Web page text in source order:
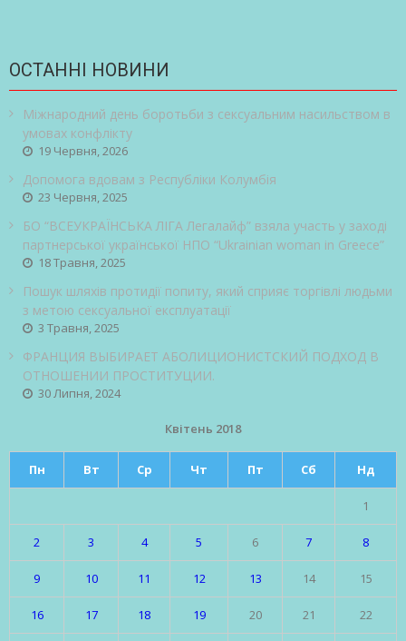
ОСТАННІ НОВИНИ
Міжнародний день боротьби з сексуальним насильством в
умовах конфлікту
19 Червня, 2026
Допомога вдовам з Республіки Колумбія
23 Червня, 2025
БО “ВСЕУКРАЇНСЬКА ЛІГА Легалайф” взяла участь у заході
партнерської української НПО “Ukrainian woman in Greece”
18 Травня, 2025
Пошук шляхів протидії попиту, який сприяє торгівлі людьми
з метою сексуальної експлуатації
3 Травня, 2025
ФРАНЦИЯ ВЫБИРАЕТ АБОЛИЦИОНИСТСКИЙ ПОДХОД В
ОТНОШЕНИИ ПРОСТИТУЦИИ.
30 Липня, 2024
Квітень 2018
Пн Вт Ср Чт Пт Сб Нд
1
2 3 4 5 6 7 8
9 10 11 12 13 14 15
16 17 18 19 20 21 22